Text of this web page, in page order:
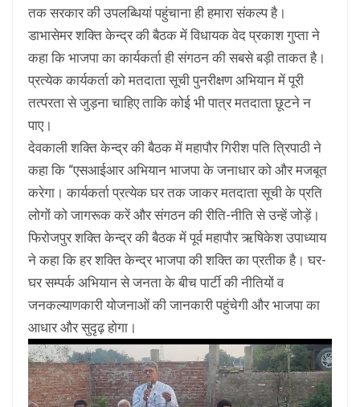
तक सरकार की उपलब्धियां पहुंचाना ही हमारा संकल्प है।
डाभासेमर शक्ति केन्द्र की बैठक में विधायक वेद प्रकाश गुप्ता ने
कहा कि भाजपा का कार्यकर्ता ही संगठन की सबसे बड़ी ताकत है।
प्रत्येक कार्यकर्ता को मतदाता सूची पुनरीक्षण अभियान में पूरी
तत्परता से जुड़ना चाहिए ताकि कोई भी पात्र मतदाता छूटने न
पाए।
देवकाली शक्ति केन्द्र की बैठक में महापौर गिरीश पति त्रिपाठी ने
कहा कि “एसआईआर अभियान भाजपा के जनाधार को और मजबूत
करेगा। कार्यकर्ता प्रत्येक घर तक जाकर मतदाता सूची के प्रति
लोगों को जागरूक करें और संगठन की रीति-नीति से उन्हें जोड़ें।
फिरोजपुर शक्ति केन्द्र की बैठक में पूर्व महापौर ऋषिकेश उपाध्याय
ने कहा कि हर शक्ति केन्द्र भाजपा की शक्ति का प्रतीक है। घर-
घर सम्पर्क अभियान से जनता के बीच पार्टी की नीतियों व
जनकल्याणकारी योजनाओं की जानकारी पहुंचेगी और भाजपा का
आधार और सुदृढ़ होगा।